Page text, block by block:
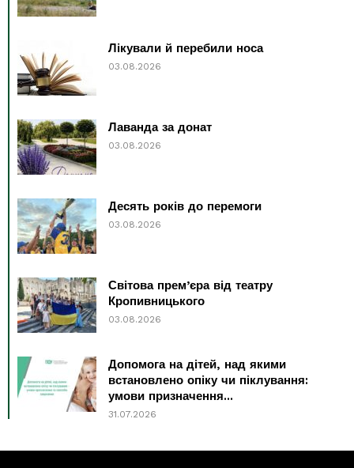
Лікували й перебили носа
03.08.2026
Лаванда за донат
03.08.2026
Десять років до перемоги
03.08.2026
Світова прем’єра від театру
Кропивницького
03.08.2026
Допомога на дітей, над якими
встановлено опіку чи піклування:
умови призначення...
31.07.2026